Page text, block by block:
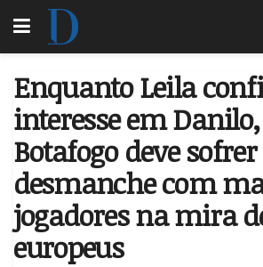
Enquanto Leila
interesse em
Botafogo deve sofrer
desmanche com
jogadores na mira
europeus